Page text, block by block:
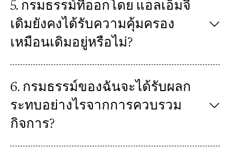
5. กรมธรรม์ที่ออกโดย แอลเอ็มจี
เดิมยังคงได้รับความคุ้มครอง
เหมือนเดิมอยู่หรือไม่?
6. กรมธรรม์ของฉันจะได้รับผลก
ระทบอย่างไรจากการควบรวม
กิจการ?